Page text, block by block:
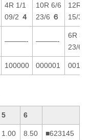
4R 1/1
09/2 ４
10R 6/6
23/6 ６
12R
15/3
———- ———-
6R 3/3
23/6
100000 000001
5 6
1.00 8.50 ■623145